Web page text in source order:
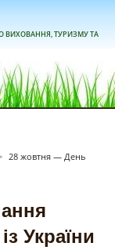
ВИХОВАННЯ, ТУРИЗМУ ТА
28 жовтня — День
України